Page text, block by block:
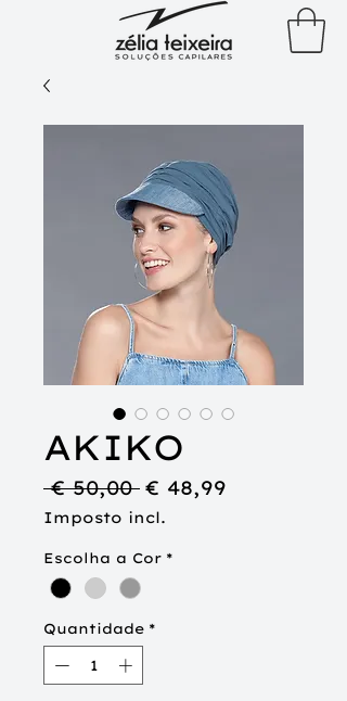
AKIKO
€ 50,00 Preço
normal
€ 48,99
Imposto incl.
Escolha a Cor *
Quantidade *